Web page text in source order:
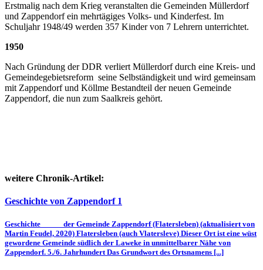
Erstmalig nach dem Krieg veranstalten die Gemeinden Müllerdorf
und Zappendorf ein mehrtägiges Volks- und Kinderfest. Im
Schuljahr 1948/49 werden 357 Kinder von 7 Lehrern unterrichtet.
1950
Nach Gründung der DDR verliert Müllerdorf durch eine Kreis- und
Gemeindegebietsreform seine Selbständigkeit und wird gemeinsam
mit Zappendorf und Köllme Bestandteil der neuen Gemeinde
Zappendorf, die nun zum Saalkreis gehört.
weitere Chronik-Artikel:
Geschichte von Zappendorf 1
Geschichte der Gemeinde Zappendorf (Flatersleben) (aktualisiert von
Martin Feudel, 2020) Flatersleben (auch Vlatersleve) Dieser Ort ist eine wüst
gewordene Gemeinde südlich der Laweke in unmittelbarer Nähe von
Zappendorf. 5./6. Jahrhundert Das Grundwort des Ortsnamens [...]